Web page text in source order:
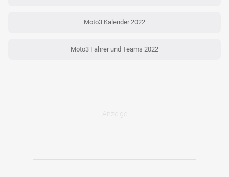
Moto3 Kalender 2022
Moto3 Fahrer und Teams 2022